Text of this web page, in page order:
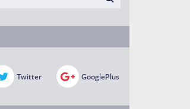
Twitter GooglePlus